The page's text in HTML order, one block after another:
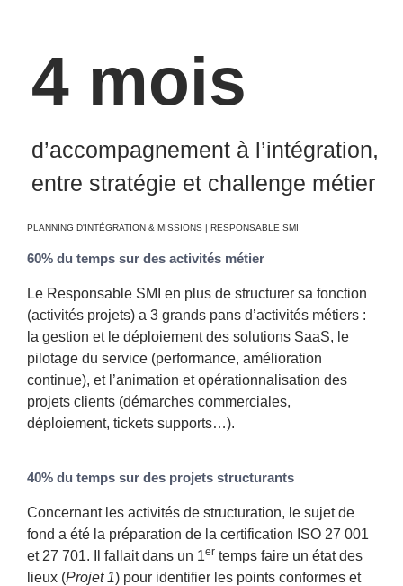
4 mois
d’accompagnement à l’intégration,
entre stratégie et challenge métier
PLANNING D'INTÉGRATION & MISSIONS | RESPONSABLE SMI
60% du temps sur des activités métier
Le Responsable SMI en plus de structurer sa fonction
(activités projets) a 3 grands pans d’activités métiers :
la gestion et le déploiement des solutions SaaS, le
pilotage du service (performance, amélioration
continue), et l’animation et opérationnalisation des
projets clients (démarches commerciales,
déploiement, tickets supports…).
40% du temps sur des projets structurants
Concernant les activités de structuration, le sujet de
fond a été la préparation de la certification ISO 27 001
et 27 701. Il fallait dans un 1er temps faire un état des
lieux (Projet 1) pour identifier les points conformes et